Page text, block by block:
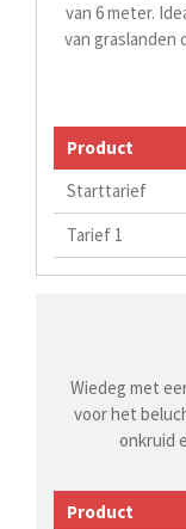
van 6 meter.
van graslanden
Product
Starttarief
Tarief 1
Wiedeg met
voor het
onkruid
Product